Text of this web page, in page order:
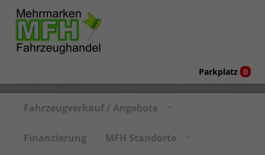
Parkplatz 0
Fahrzeugverkauf / Angebote
Finanzierung MFH Standorte